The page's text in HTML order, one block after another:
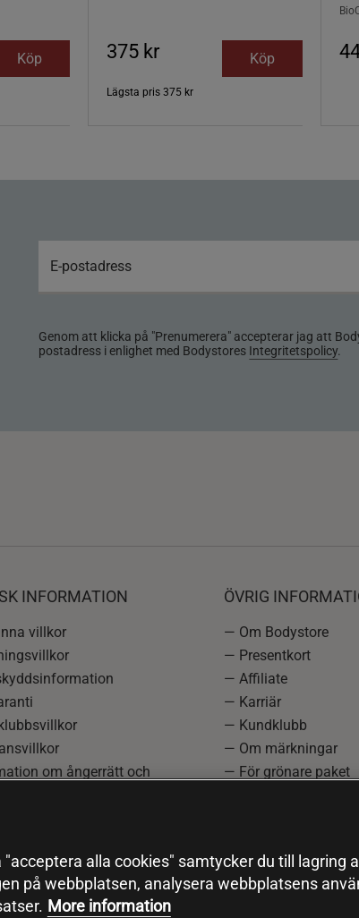
Köp 375 kr Köp
Lägsta pris 375 kr
Genom att klicka på "Prenumerera" accepterar jag att
postadress i enlighet med Bodystores Integritetspolicy.
INFORMATION
villkor
om ångerrätt och
ÖVRIG
— Om Bodystore
— Presentkort
— Affiliate
— Karriär
— Kundklubb
— Om märkningar
— För grönare paket
"acceptera alla cookies" samtycker du till lagring
på webbplatsen, analysera webbplatsens
More information